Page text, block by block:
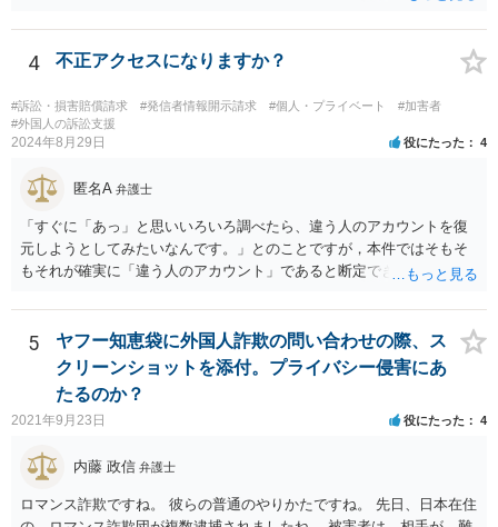
4 不正アクセスになりますか？
#訴訟・損害賠償請求 #発信者情報開示請求 #個人・プライベート
#加害者
#外国人の訴訟支援
2024年8月29日 役にたった 4
匿名A 弁護士
「すぐに「あっ」と思いいろいろ調べたら、違う人のアカウントを復
元しようとしてみたいなんです。」とのことですが，本件ではそもそ
もそれが確実に「違う人のアカウント」であると断定できていません
できません。余計な心配でしょう。
5
ヤフー知恵袋に外国人詐欺の問い合わせの際、ス
クリーンショットを添付。プライバシー侵害にあ
たるのか？
2021年9月23日 役にたった 4
内藤 政信 弁護士
ロマンス詐欺ですね。 彼らの普通のやりかたですね。 先日、日本在住